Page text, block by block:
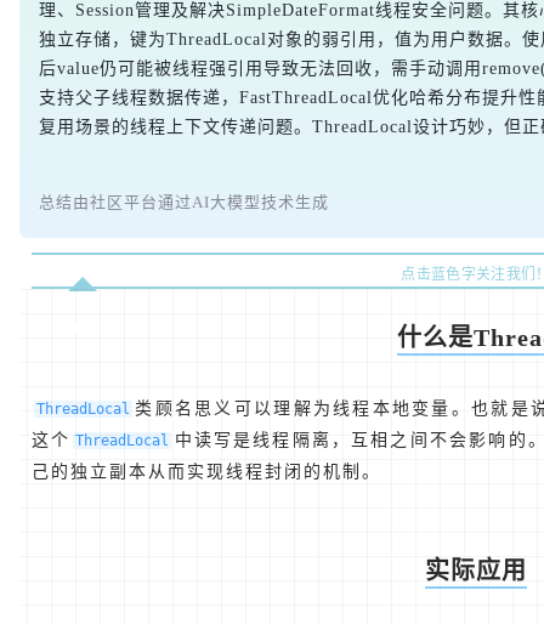
理、Session管理及解决SimpleDateFormat线程安全问题。其
独立存储，键为ThreadLocal对象的弱引用，值为用户数据。
后value仍可能被线程强引用导致无法回收，需手动调用
支持父子线程数据传递，FastThreadLocal优化哈希分布提升
复用场景的线程上下文传递问题。ThreadLocal设计巧妙，但
总结由社区平台通过AI大模型技术生成
点击蓝色字关注我们
什么是
ThreadLocal 类顾名思义可以理解为线程本地变量。也就是
这个 ThreadLocal 中读写是线程隔离，互相之间不会影响的
己的独立副本从而实现线程封闭的机制。
实际应用